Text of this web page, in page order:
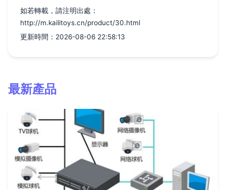
如若轉載，請注明出處：
http://m.kailitoys.cn/product/30.html
更新時間：2026-08-06 22:58:13
最新產品